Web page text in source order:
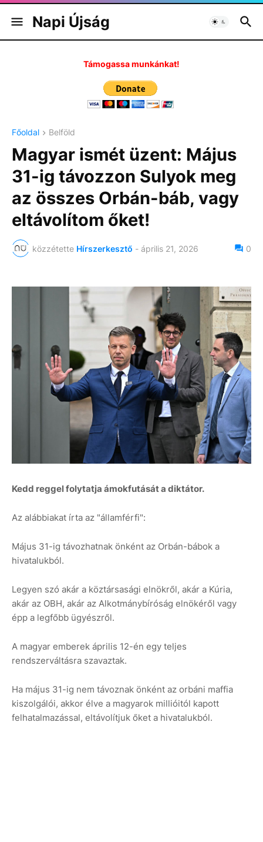
Napi Újság
Támogassa munkánkat!
Főoldal Belföld
Magyar ismét üzent: Május
31-ig távozzon Sulyok meg
az összes Orbán-báb, vagy
eltávolítom őket!
közzétette Hírszerkesztő - április 21, 2026 0
Kedd reggel folytatja ámokfutását a diktátor.
Az alábbiakat írta az "államférfi":
Május 31-ig távozhatnak önként az Orbán-bábok a
hivatalukból.
Legyen szó akár a köztársasági elnökről, akár a Kúria,
akár az OBH, akár az Alkotmánybíróság elnökéről vagy
épp a legfőbb ügyészről.
A magyar emberek április 12-én egy teljes
rendszerváltásra szavaztak.
Ha május 31-ig nem távoznak önként az orbáni maffia
kiszolgálói, akkor élve a magyarok millióitól kapott
felhatalmazással, eltávolítjuk őket a hivatalukból.